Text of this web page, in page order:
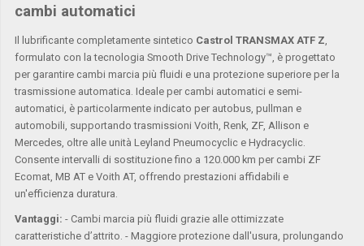
cambi automatici
Il lubrificante completamente sintetico Castrol TRANSMAX ATF Z,
formulato con la tecnologia Smooth Drive Technology™, è progettato
per garantire cambi marcia più fluidi e una protezione superiore per la
trasmissione automatica. Ideale per cambi automatici e semi-
automatici, è particolarmente indicato per autobus, pullman e
automobili, supportando trasmissioni Voith, Renk, ZF, Allison e
Mercedes, oltre alle unità Leyland Pneumocyclic e Hydracyclic.
Consente intervalli di sostituzione fino a 120.000 km per cambi ZF
Ecomat, MB AT e Voith AT, offrendo prestazioni affidabili e
un'efficienza duratura.
Vantaggi: - Cambi marcia più fluidi grazie alle ottimizzate
caratteristiche d’attrito. - Maggiore protezione dall'usura, prolungando